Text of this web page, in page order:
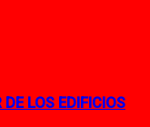
LOS EDIFICIOS